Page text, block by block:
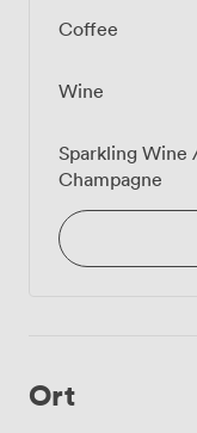
Coffee
Wine
Sparkling Wine
Champagne
Ort